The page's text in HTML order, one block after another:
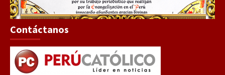
Contáctanos